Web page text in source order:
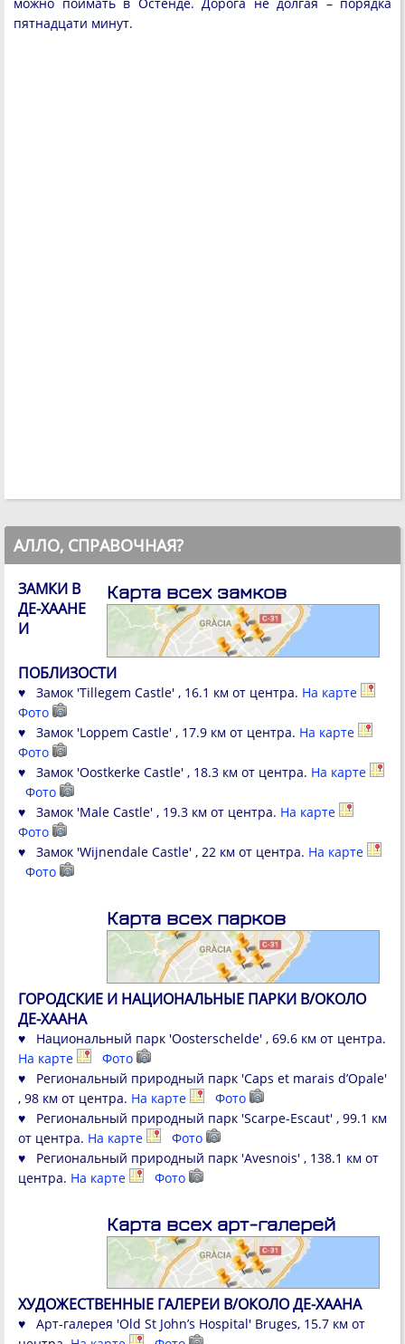
пятнадцати минут.
АЛЛО, СПРАВОЧНАЯ?
Карта всех замков
ЗАМКИ В
ДЕ-ХААНЕ
И
ПОБЛИЗОСТИ
♥ Замок 'Tillegem Castle' , 16.1 км от центра. На карте
Фото
♥ Замок 'Loppem Castle' , 17.9 км от центра. На карте
Фото
♥ Замок 'Oostkerke Castle' , 18.3 км от центра. На карте
Фото
♥ Замок 'Male Castle' , 19.3 км от центра. На карте
Фото
♥ Замок 'Wijnendale Castle' , 22 км от центра. На карте
Фото
Карта всех парков
ГОРОДСКИЕ И НАЦИОНАЛЬНЫЕ ПАРКИ В/ОКОЛО
ДЕ-ХААНА
♥ Национальный парк 'Oosterschelde' , 69.6 км от центра.
На карте
Фото
♥ Региональный природный парк 'Caps et marais d’Opale'
, 98 км от центра. На карте
Фото
♥ Региональный природный парк 'Scarpe-Escaut' , 99.1 км
от центра. На карте
Фото
♥ Региональный природный парк 'Avesnois' , 138.1 км от
центра. На карте Фото
Карта всех арт-галерей
ХУДОЖЕСТВЕННЫЕ ГАЛЕРЕИ В/ОКОЛО ДЕ-ХААНА
♥ Арт-галерея 'Old St John’s Hospital' Bruges, 15.7 км от